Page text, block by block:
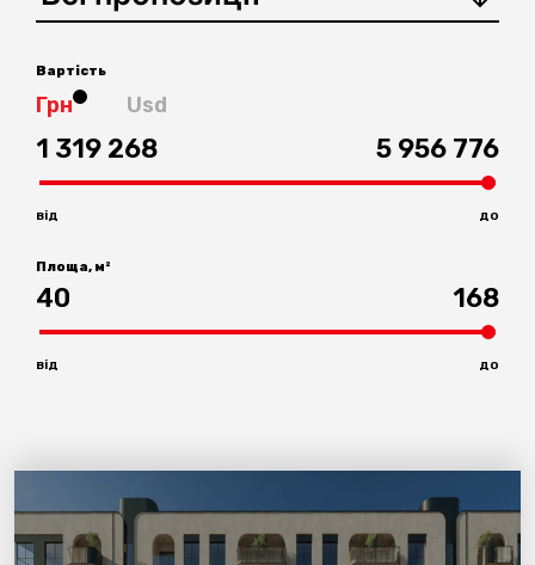
Вартість
Грн Usd
1 319 268 5 956 776
від до
Площа, м²
40 168
від до